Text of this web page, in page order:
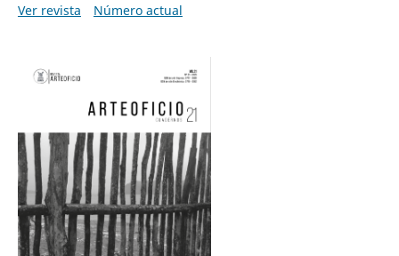
Ver revista
Número actual